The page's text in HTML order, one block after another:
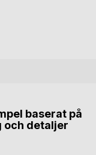
baserat på
och detaljer